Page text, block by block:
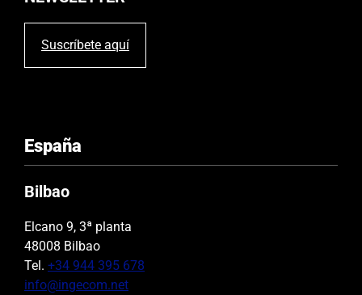
o
.
Suscríbete aquí
España
Bilbao
Elcano 9, 3ª planta
48008 Bilbao
Tel. +34 944 395 678
info@ingecom.net